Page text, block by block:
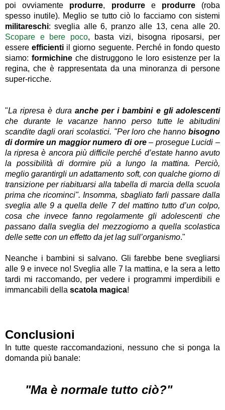
poi ovviamente produrre, produrree produrre (roba
spesso inutile). Meglio se tutto ciò lo facciamo con sistemi
militareschi: sveglia alle 6, pranzo alle 13, cena alle 20.
Scopare e bere poco, basta vizi, bisogna riposarsi, per
essereefficienti il giorno seguente. Perché in fondo questo
siamo: formichine che distruggono le loro esistenze per la
regina, che è rappresentata da una minoranza di persone
super-ricche.
"La ripresa è dura anche per i bambini e gli adolescenti
che durante le vacanze hanno perso tutte le abitudini
scandite dagli orari scolastici. "Per loro che hanno bisogno
di dormire un maggior numero di ore– prosegue Lucidi –
la ripresa è ancora più difficile perché d’estate hanno avuto
la possibilità di dormire più a lungo la mattina. Perciò,
meglio garantirgli un adattamento soft, con qualche giorno di
transizione per riabituarsi alla tabella di marcia della scuola
prima che ricominci". Insomma, sbagliato farli passare dalla
sveglia alle 9 a quella delle 7 del mattino tutto d’un colpo,
cosa che invece fanno regolarmente gli adolescenti che
passano dalla sveglia del mezzogiorno a quella scolastica
delle sette con un effetto da jet lag sull’organismo."
Neanche i bambini si salvano. Gli farebbe bene svegliarsi
alle 9 e invece no! Sveglia alle 7 la mattina, e la sera a letto
tardi mi raccomando, per vedere i programmi imperdibili e
immancabili della scatola magica!
Conclusioni
In tutte queste raccomandazioni, nessuno che si ponga la
domanda più banale:
"Ma è normale tutto ciò?"